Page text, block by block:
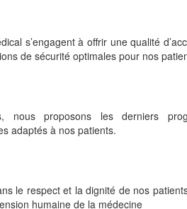
s’engagent à offrir une qualité
de sécurité optimales pour nos
nous proposons les derniers
adaptés à nos patients.
le respect et la dignité de nos
humaine de la médecine